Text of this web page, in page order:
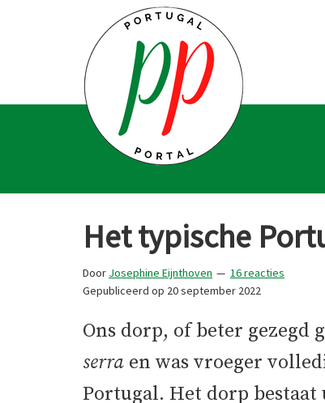
hoofdnavigatie
Portal
en
fanaten
Het typische
Door Josephine Eijnthoven
16 reacties
Gepubliceerd op 20 september 2022
Ons dorp, of beter gezegd
serra en was vroeger
Portugal. Het dorp bestaat